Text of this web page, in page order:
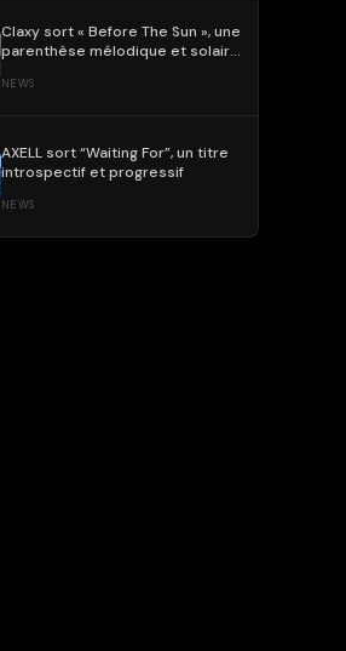
Claxy sort « Before The Sun », une
parenthèse mélodique et solaire
NEWS
AXELL sort “Waiting For”, un titre
introspectif et progressif
NEWS